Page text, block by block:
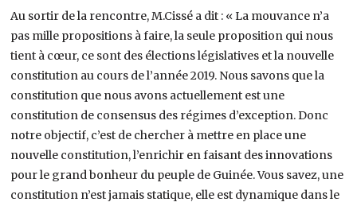
Au sortir de la rencontre, M.Cissé a dit : « La mouvance n’a
pas mille propositions à faire, la seule proposition qui nous
tient à cœur, ce sont des élections législatives et la nouvelle
constitution au cours de l’année 2019. Nous savons que la
constitution que nous avons actuellement est une
constitution de consensus des régimes d’exception. Donc
notre objectif, c’est de chercher à mettre en place une
nouvelle constitution, l’enrichir en faisant des innovations
pour le grand bonheur du peuple de Guinée. Vous savez, une
constitution n’est jamais statique, elle est dynamique dans le